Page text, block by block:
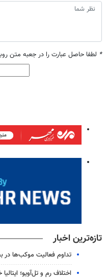
* لطفا حاصل عبارت را در جعبه متن
تازه‌ترین اخبار
تداوم فعالیت موکب‌ها
اختلاف رم و تل‌آویو؛